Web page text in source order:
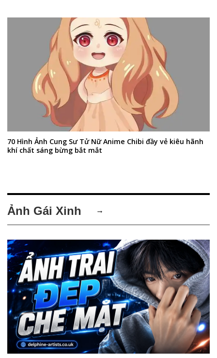
70 Hình Ảnh Cung Sư Tử Nữ Anime Chibi đầy vẻ kiêu hãnh
khí chất sáng bừng bắt mắt
Ảnh Gái Xinh →